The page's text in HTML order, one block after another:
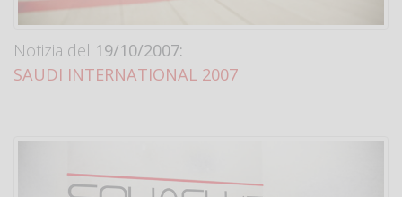
Notizia del 19/10/2007:
SAUDI INTERNATIONAL 2007